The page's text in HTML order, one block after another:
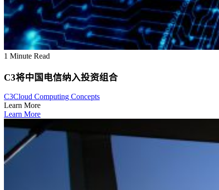
1 Minute Read
C3将中国电信纳入投资组合
C3Cloud Computing Concepts
Learn More
Learn More